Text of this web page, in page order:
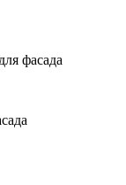
фасада